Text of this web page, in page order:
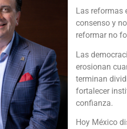
Las reformas
consenso y
reformar no
Las
erosionan
terminan
fortalecer
confianza.
Hoy México